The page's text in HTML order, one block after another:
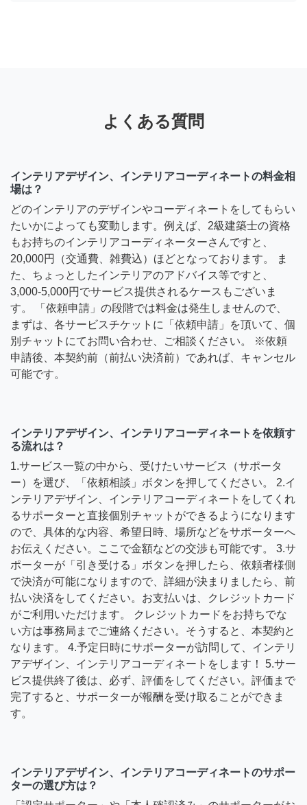
よくある質問
インテリアデザイン、インテリアコーディネートの料金相
場は？
どのインテリアのデザインやコーディネートをしてもらい
たいかによっても変動します。例えば、2級建築士の資格
もお持ちのインテリアコーディネーターさんですと、
20,000円（交通費、雑費込）ほどとなっております。 ま
た、ちょっとしたインテリアのアドバイス等ですと、
3,000-5,000円でサービス提供されるケースもございま
す。 「依頼申請」の段階では料金は発生しませんので、
まずは、各サービスチケットに「依頼申請」を頂いて、個
別チャットにてお問い合わせ、ご相談ください。 ※依頼
申請後、本契約前（前払い決済前）であれば、キャンセル
可能です。
インテリアデザイン、インテリアコーディネートを依頼す
る流れは？
1.サービス一覧の中から、受けたいサービス（サポータ
ー）を選び、「依頼相談」ボタンを押してください。 2.イ
ンテリアデザイン、インテリアコーディネートをしてくれ
るサポーターと直接個別チャットができるようになります
ので、具体的な内容、希望日時、場所などをサポーターへ
お伝えください。ここで金額などの交渉も可能です。 3.サ
ポーターが「引き受ける」ボタンを押したら、依頼者様側
で決済が可能になりますので、詳細が決まりましたら、前
払い決済をしてください。お支払いは、クレジットカード
がご利用いただけます。 クレジットカードをお持ちでな
い方は事務局までご連絡ください。そうすると、本契約と
なります。 4.予定日時にサポーターが訪問して、インテリ
アデザイン、インテリアコーディネートをします！ 5.サー
ビス提供終了後は、必ず、評価をしてください。評価まで
完了すると、サポーターが報酬を受け取ることができま
す。
インテリアデザイン、インテリアコーディネートのサポー
ターの選び方は？